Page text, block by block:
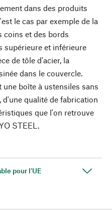
dans des produits
le cas par exemple de la
coins et des bords
supérieure et inférieure
de tôle d'acier, la
dans le couvercle.
boîte à ustensiles sans
qualité de fabrication
que l'on retrouve
STEEL.
pour l'UE